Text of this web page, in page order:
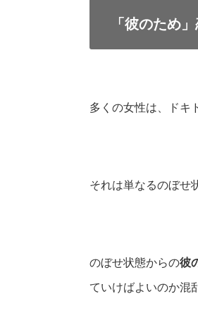
「彼のため
多くの女性は、ドキ
それは単なるのぼせ
のぼせ状態からの彼
ていけばよいのか混